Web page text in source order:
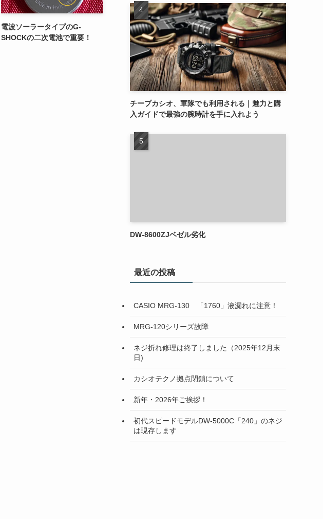
電波ソーラータイプのG-
SHOCKの二次電池で重要！
チープカシオ、軍隊でも利用される｜魅力と購
入ガイドで最強の腕時計を手に入れよう
DW-8600ZJベゼル劣化
最近の投稿
CASIO MRG-130 「1760」液漏れに注意！
MRG-120シリーズ故障
ネジ折れ修理は終了しました（2025年12月末
日)
カシオテクノ拠点閉鎖について
新年・2026年ご挨拶！
初代スピードモデルDW-5000C「240」のネジ
は現存します